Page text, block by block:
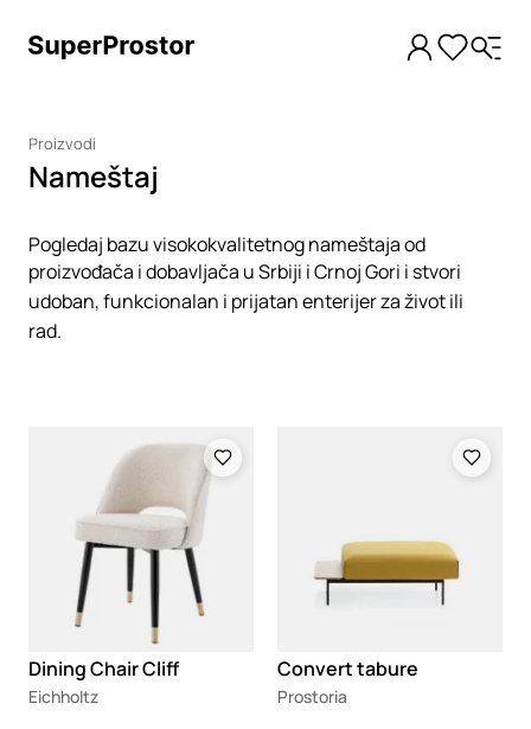
Proizvodi
Nameštaj
Pogledaj bazu visokokvalitetnog nameštaja od
proizvođača i dobavljača u Srbiji i Crnoj Gori i stvori
udoban, funkcionalan i prijatan enterijer za život ili
rad.
Dining Chair Cliff
Eichholtz
Convert tabure
Prostoria